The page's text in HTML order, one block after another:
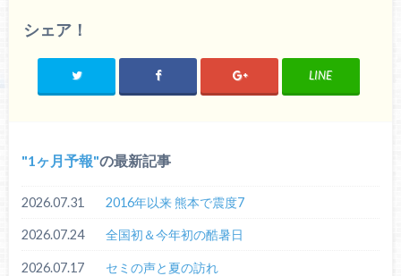
シェア！
LINE
1ヶ月予報 の最新記事
2026.07.31 2016年以来 熊本で震度7
2026.07.24 全国初＆今年初の酷暑日
2026.07.17 セミの声と夏の訪れ